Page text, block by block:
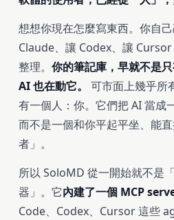
想想你現在怎麼寫東西。你自
Claude、讓 Codex、讓
整理。 你的筆記庫，早就不是
AI 也在動它。
可市面上幾乎所
有一個人：你。它們把 AI 當成
而不是一個和你平起平坐、能
者」。
所以 SoloMD 從一開始就不是
器」。它內建了一個 MCP
Code、Codex、Cursor 這些